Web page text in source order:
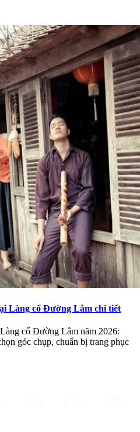
Làng cổ Đường Lâm chi tiết
cổ Đường Lâm năm 2026:
góc chụp, chuẩn bị trang phục